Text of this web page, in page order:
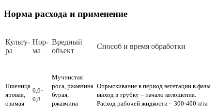
Норма расхода и применение
Куль­ту­
ра
Нор­
ма
Вред­ный
объ­ект
Спо­соб и вре­мя об­ра­бот­ки
Пшеница
яровая,
озимая
0,6-
0,8
Мучнистая
роса, ржавчина
бурая,
ржавчина
Опрыскивание в период вегетации в фазы
выход в трубку – начало колошения.
Расход рабочей жидкости – 300-400 л/га